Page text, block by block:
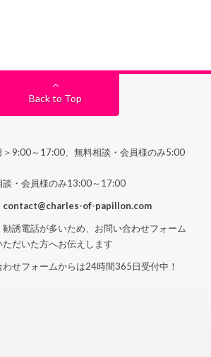
Back to Top
＞9:00～17:00、無料相談・会員様のみ5:00
談・会員様のみ13:00～17:00
contact@charles-of-papillon.com
勧誘電話が多いため、お問い合わせフォーム
だいた方へお伝えします
せフォームからは24時間365日受付中！